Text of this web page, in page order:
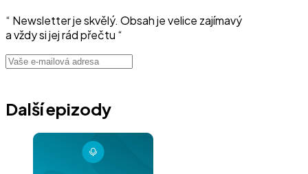
“ Newsletter je skvělý. Obsah je velice zajímavý
a vždy si jej rád přečtu “
Další epizody